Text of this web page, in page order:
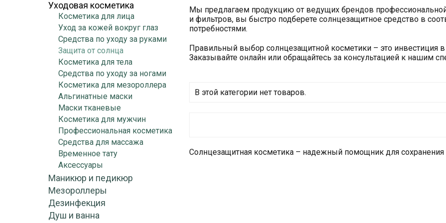
Уходовая косметика
Косметика для лица
Уход за кожей вокруг глаз
Средства по уходу за руками
Защита от солнца
Косметика для тела
Средства по уходу за ногами
Косметика для мезороллера
Альгинатные маски
Маски тканевые
Косметика для мужчин
Профессиональная косметика
Средства для массажа
Временное тату
Аксессуары
Маникюр и педикюр
Мезороллеры
Дезинфекция
Душ и ванна
Мы предлагаем продукцию от ведущих брендов
и фильтров, вы быстро подберете солнцезащитное средство в
потребностями.
Правильный выбор солнцезащитной косметики – это инвестиция
Заказывайте онлайн или обращайтесь за консультацией к нашим
В этой категории нет товаров.
Солнцезащитная косметика – надежный помощник для